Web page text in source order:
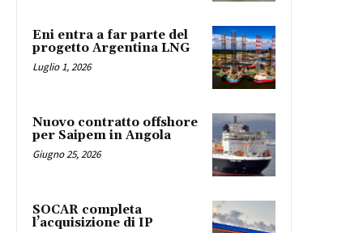
Eni entra a far parte del
progetto Argentina LNG
Luglio 1, 2026
Nuovo contratto offshore
per Saipem in Angola
Giugno 25, 2026
SOCAR completa
l’acquisizione di IP